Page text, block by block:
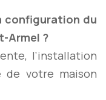
configuration du
Armel ?
l’installation
de votre maison